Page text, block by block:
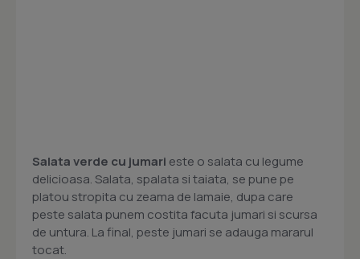
Salata verde cu jumari este o salata cu legume
delicioasa. Salata, spalata si taiata, se pune pe
platou stropita cu zeama de lamaie, dupa care
peste salata punem costita facuta jumari si scursa
de untura. La final, peste jumari se adauga mararul
tocat.